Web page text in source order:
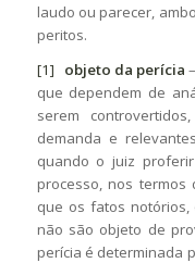
laudo ou parecer,
peritos.
[1]
objeto da perícia
que dependem de
serem
demanda e
quando o juiz
processo, nos termos
que os fatos notórios,
não são objeto de
perícia é determinada